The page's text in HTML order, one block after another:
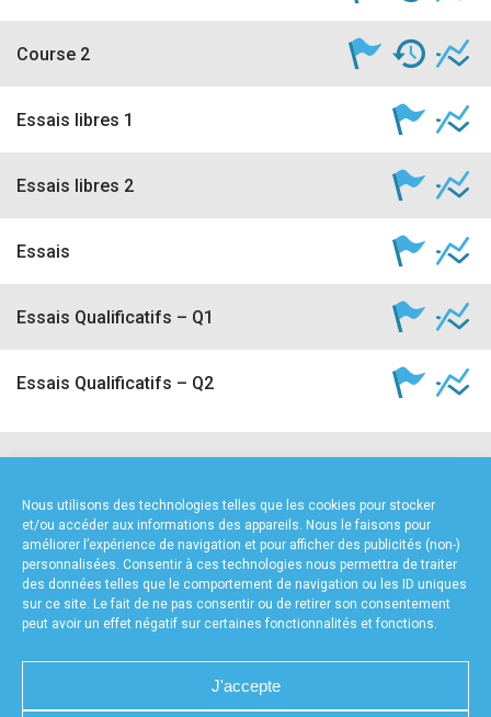
Nous utilisons des technologies telles que les cookies pour stocker
et/ou accéder aux informations des appareils. Nous le faisons pour
améliorer l’expérience de navigation et pour afficher des publicités (non-)
personnalisées. Consentir à ces technologies nous permettra de traiter
des données telles que le comportement de navigation ou les ID uniques
sur ce site. Le fait de ne pas consentir ou de retirer son consentement
peut avoir un effet négatif sur certaines fonctionnalités et fonctions.
J'accepte
Course 2
Essais libres 1
Essais libres 2
Essais
Essais Qualificatifs – Q1
Essais Qualificatifs – Q2